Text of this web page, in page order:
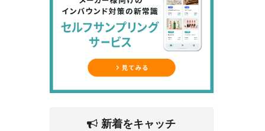
新着をキャッチ